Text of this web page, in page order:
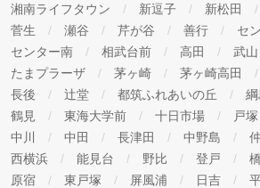
電話：Tel.045-441-4119
お問い合わせフォーム：
https://www.rinkaiseminar.co.jp/contact/
◆電話によるお問い合わせ 10:00～
祝日を除きます)
◆フォームは24時間受け付けております
 各校の室長（各校責任者）
湘南ライフタウン
新逗子 新松田
菅生
瀬谷 芹が谷 善行
セ
センター南
相武台前 高田 武山
たまプラーザ
茅ヶ崎 茅ヶ崎高田
長後
辻堂 都筑ふれあいの丘
鶴見
東海大学前 十日市場 戸塚
中川
中田 長津田 中野島
西横浜
能見台 野比 登戸
原宿
東戸塚 屏風浦 日吉